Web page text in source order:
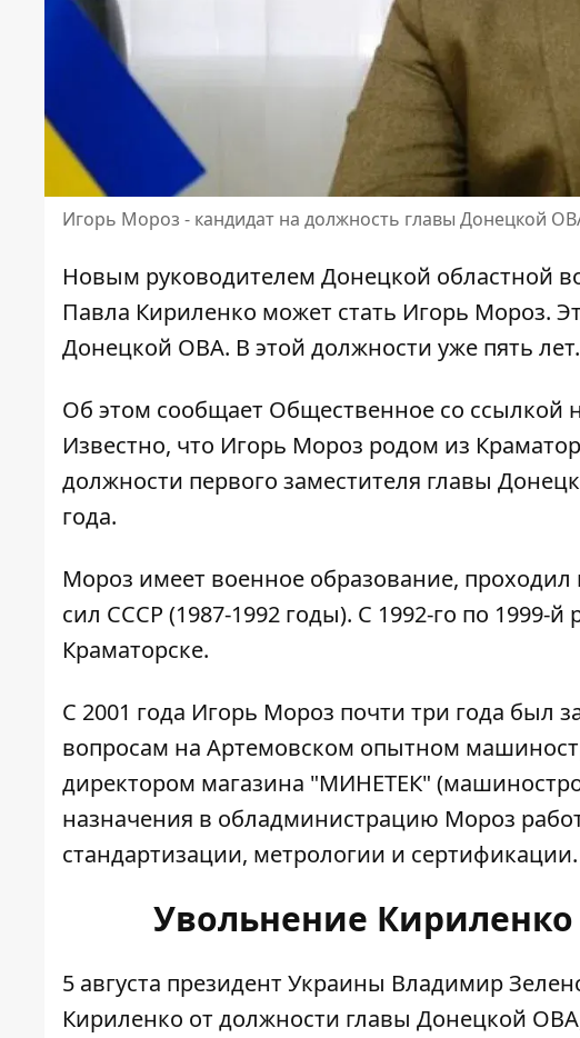
Игорь Мороз - кандидат на должность главы Донецкой
Новым руководителем Донецкой областной
Павла Кириленко может стать Игорь Мороз.
Донецкой ОВА. В этой должности уже пять лет.
Об этом сообщает Общественное со ссылкой
Известно, что Игорь Мороз родом из
должности первого заместителя главы
года.
Мороз имеет военное образование,
сил СССР (1987-1992 годы). С 1992-го по 1999-
Краматорске.
С 2001 года Игорь Мороз почти три года был
вопросам на Артемовском опытном
директором магазина "МИНЕТЕК"
назначения в обладминистрацию Мороз
стандартизации, метрологии и сертификации.
Увольнение
5 августа президент Украины Владимир
Кириленко от должности главы Донецкой ОВА